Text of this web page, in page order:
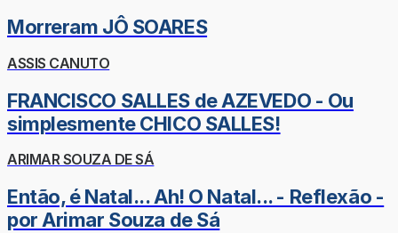
Morreram JÔ SOARES
ASSIS CANUTO
FRANCISCO SALLES de AZEVEDO - Ou
simplesmente CHICO SALLES!
ARIMAR SOUZA DE SÁ
Então, é Natal... Ah! O Natal... - Reflexão -
por Arimar Souza de Sá